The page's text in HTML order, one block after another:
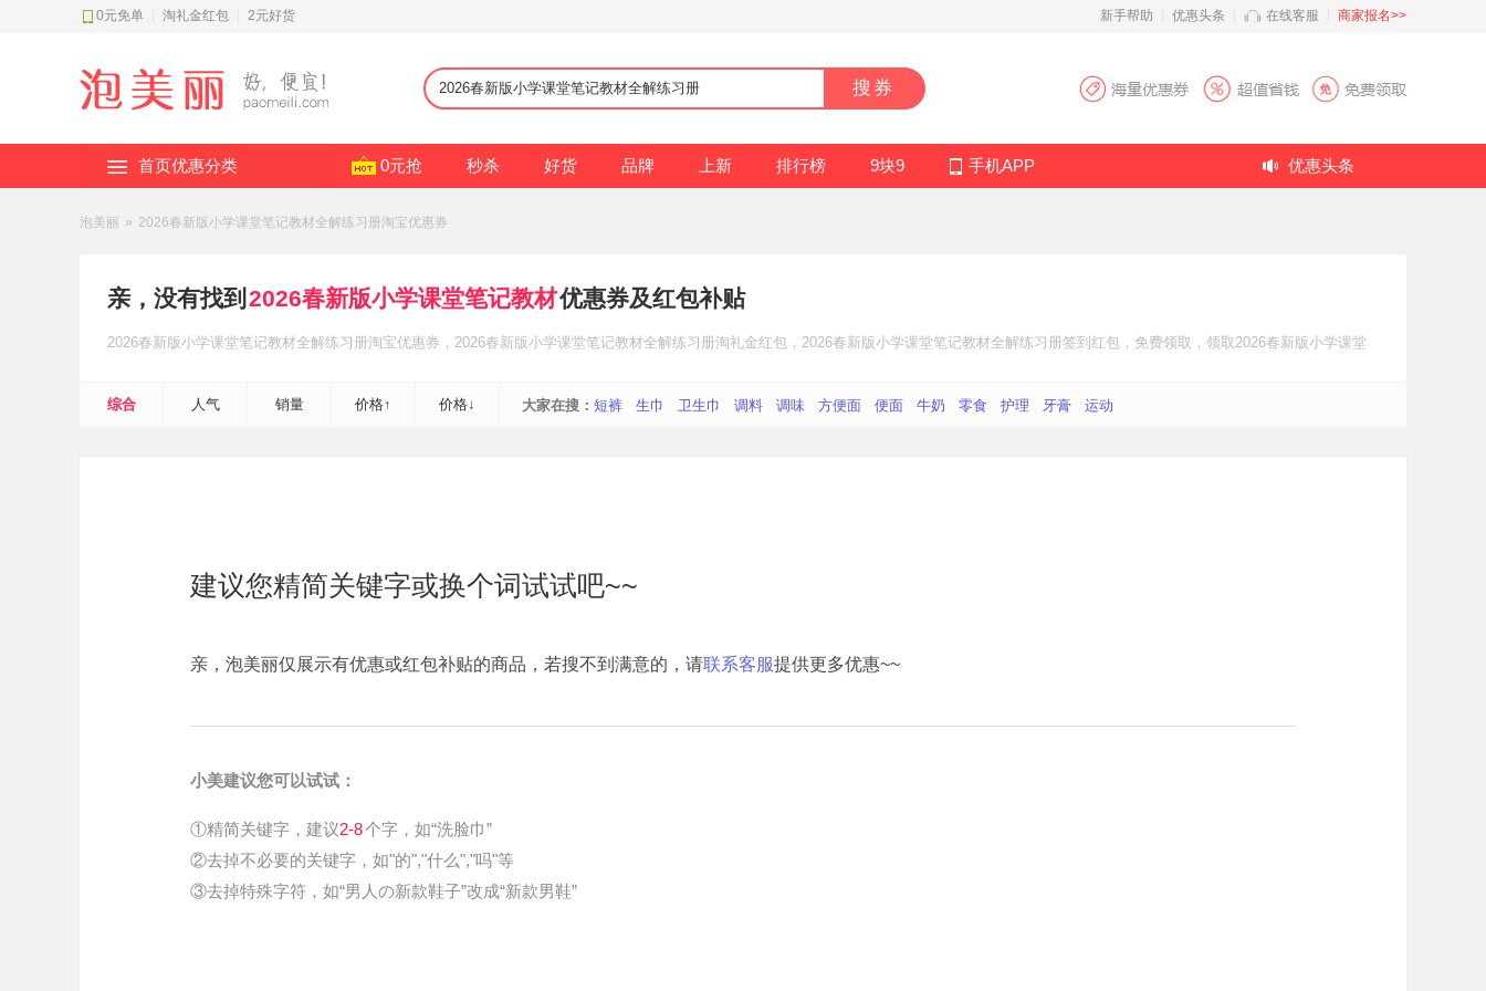
0元免单 淘礼金红包 2元好货 新手帮助 优惠头条 在线客服 商家报名>>
搜券
首页优惠分类 0元抢 秒杀 好货 品牌 上新 排行榜 9块9 手机APP 优惠头条
泡美丽 » 2026春新版小学课堂笔记教材全解练习册淘宝优惠券
亲，没有找到 2026春新版小学课堂笔记教材优惠券及红包补贴
2026春新版小学课堂笔记教材全解练习册淘宝优惠券 ，2026春新版小学课堂笔记教材全解练习册淘礼金红包 ，2026春新版小学课堂笔记教材全解练习册签到红包 ，免费领取，领取2026春新版小学课堂
综合 人气 销量 价格↑ 价格↓ 大家在搜： 短裤 生巾 卫生巾 调料 调味 方便面 便面 牛奶 零食 护理 牙膏 运动
建议您精简关键字或换个词试试吧~~
亲，泡美丽仅展示有优惠或红包补贴的商品，若搜不到满意的，请联系客服提供更多优惠~~
小美建议您可以试试：
①精简关键字，建议2-8个字，如“洗脸巾”
②去掉不必要的关键字，如"的","什么","吗"等
③去掉特殊字符，如“男人の新款鞋子”改成“新款男鞋”